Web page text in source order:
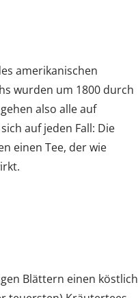
amerikanischen
wurden um 1800 durch
also alle auf
auf jeden Fall: Die
einen Tee, der wie
Blättern einen köstlich